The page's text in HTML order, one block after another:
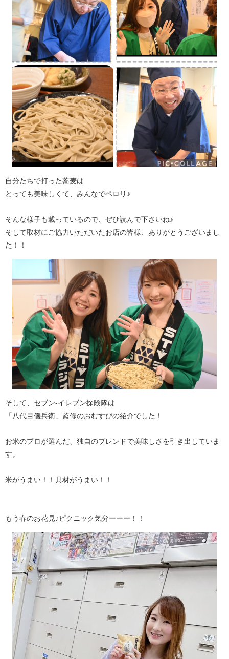
自分たちで打った蕎麦は
とっても美味しくて、みんなでペロリ♪
そんな様子も載っているので、ぜひ読んで下さいね♪
そして取材にご協力いただいたお店の皆様、ありがとうございまし
た！！
そして、セブン-イレブン探険隊は
「八代目儀兵衛」監修のおむすびの紹介でした！
お米のプロが選んだ、独自のブレンドで美味しさを引き出していま
す。
米がうまい！！具材がうまい！！
もう春のお花見♪ピクニック気分ーーー！！